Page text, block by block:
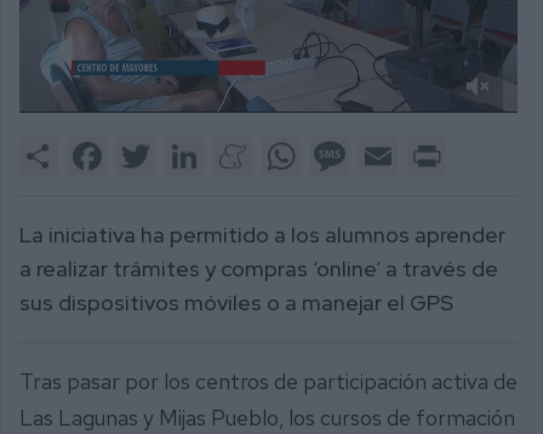
2
Share FacebookTwitter LinkedInMeneameWhatsAppMessage
Email
La iniciativa ha permitido a los alumnos aprender
a realizar trámites y compras ‘online’ a través de
sus dispositivos móviles o a manejar el GPS
Tras pasar por los centros de participación activa de
Las Lagunas y Mijas Pueblo, los cursos de formación